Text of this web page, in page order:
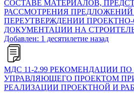
СОСТАВЕ МАТЕРИАЛОВ,
РАССМОТРЕНИЯ ПРЕДЛОЖЕНИЙ
ПЕРЕУТВЕРЖДЕНИИ
ДОКУМЕНТАЦИИ НА
Добавлен: 1 десятилетие назад
МДС 11-2.99 РЕКОМЕНДАЦИИ
УПРАВЛЯЮЩЕГО ПРОЕКТОМ
РЕАЛИЗАЦИИ ПРОЕКТНОЙ И